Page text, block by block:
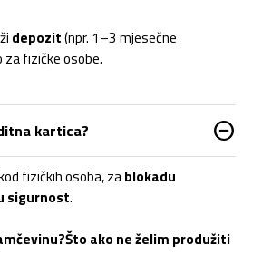
depozit(npr. 1–3 mjesečne
za fizičke osobe.
kartica? do_not_disturb_on
fizičkih osoba, zablokadu
sigurnost.
Što ako ne želim produžiti